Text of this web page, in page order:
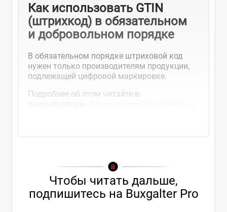
Как использовать GTIN
(штрихкод) в обязательном
и добровольном порядке
В обязательном порядке штриховой код
нужен только производителям продукции,
подлежащей цифровой маркировке.
Подробнее об этом читайте в
Чтобы читать дальше,
подпишитесь на Buxgalter Pro